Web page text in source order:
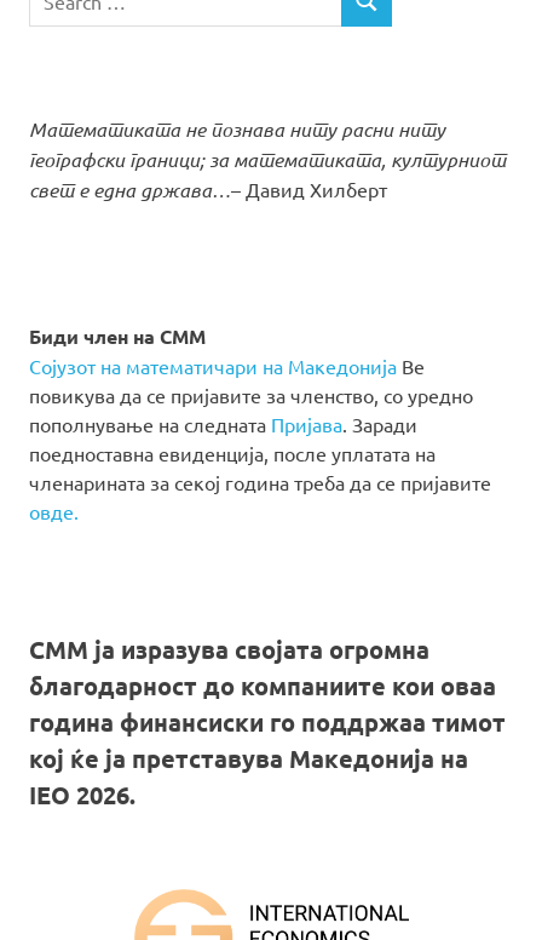
for:
SEARCH
Математиката не познава ниту расни ниту
географски граници; за математиката, културниот
свет е една држава…– Давид Хилберт
Биди член на СММ
Сојузот на математичари на Македонија Ве
повикува да се пријавите за членство, со уредно
пополнување на следната Пријава. Заради
поедноставна евиденција, после уплатата на
членарината за секој година треба да се пријавите
овде.
СММ ја изразува својата огромна
благодарност до компаниите кои оваа
година финансиски го поддржаа тимот
кој ќе ја претставува Македонија на
IEO 2026.